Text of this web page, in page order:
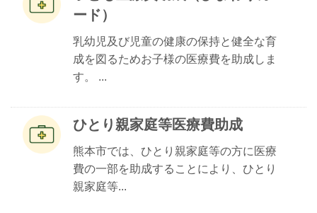
ード）
乳幼児及び児童の健康の保持と健全な育
成を図るためお子様の医療費を助成しま
す。 ...
ひとり親家庭等医療費助成
熊本市では、ひとり親家庭等の方に医療
費の一部を助成することにより、ひとり
親家庭等...